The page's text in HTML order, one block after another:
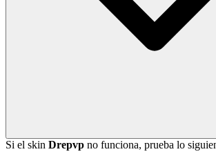
Si el skin Drepvp no funciona, prueba lo